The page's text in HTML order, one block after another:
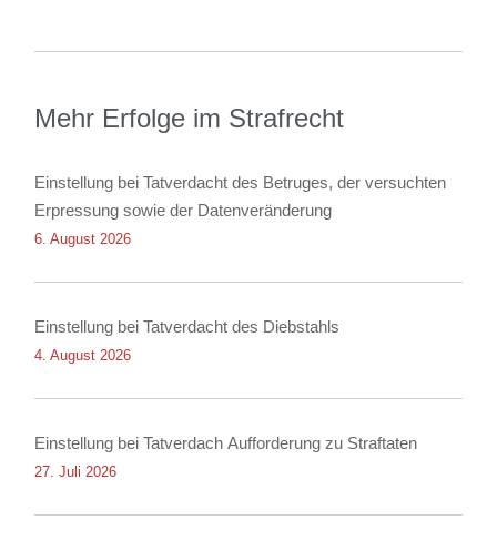
Mehr Erfolge im Strafrecht
Einstellung bei Tatverdacht des Betruges, der versuchten
Erpressung sowie der Datenveränderung
6. August 2026
Einstellung bei Tatverdacht des Diebstahls
4. August 2026
Einstellung bei Tatverdach Aufforderung zu Straftaten
27. Juli 2026